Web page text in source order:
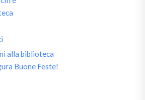
alla biblioteca
Buone Feste!